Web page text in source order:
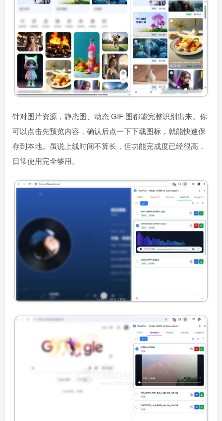
针对图片资源，静态图、动态 GIF 图都能完整识别出来。你
可以点击先预览内容，确认后点一下下载图标，就能快速保
存到本地。虽说上线时间不算长，但功能完成度已经很高，
日常使用完全够用。